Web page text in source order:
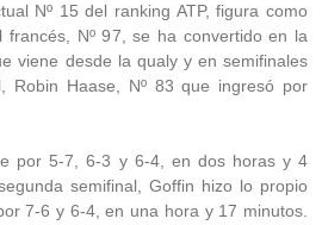
Nº 15 del ranking ATP, figura como
francés, Nº 97, se ha convertido en la
viene desde la qualy y en semifinales
Robin Haase, Nº 83 que ingresó por
por 5-7, 6-3 y 6-4, en dos horas y 4
semifinal, Goffin hizo lo propio
7-6 y 6-4, en una hora y 17 minutos.